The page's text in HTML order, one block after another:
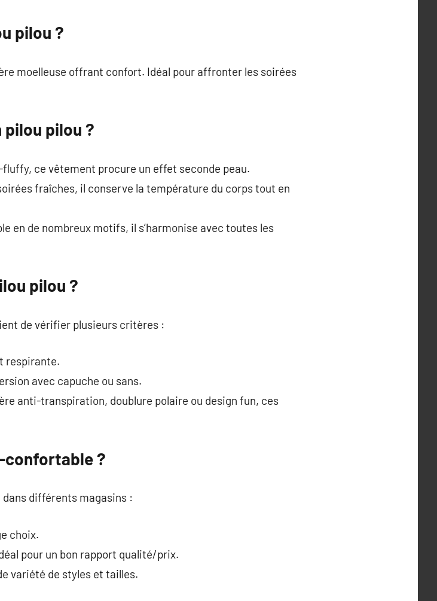
pilou ?
moelleuse offrant confort. Idéal pour affronter les soirées
pilou pilou ?
ce vêtement procure un effet seconde peau.
fraîches, il conserve la température du corps tout en
en de nombreux motifs, il s’harmonise avec toutes les
pilou ?
de vérifier plusieurs critères :
respirante.
avec capuche ou sans.
anti-transpiration, doublure polaire ou design fun, ces
confortable ?
dans différents magasins :
choix.
pour un bon rapport qualité/prix.
variété de styles et tailles.